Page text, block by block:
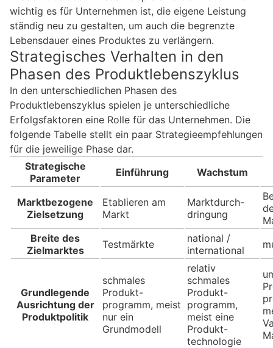
wichtig es für Unternehmen ist, die eigene Leistung
ständig neu zu gestalten, um auch die begrenzte
Lebensdauer eines Produktes zu verlängern.
Strategisches Verhalten in den
Phasen des Produktlebenszyklus
In den unterschiedlichen Phasen des
Produktlebenszyklus spielen je unterschiedliche
Erfolgsfaktoren eine Rolle für das Unternehmen. Die
folgende Tabelle stellt ein paar Strategieempfehlungen
für die jeweilige Phase dar.
Strategische
Parameter
Einführung Wachstum
Marktbezogene
Zielsetzung
Etablieren am
Markt
Marktdurch-
dringung
Breite des
Zielmarktes
Testmärkte
national /
international
Grundlegende
Ausrichtung der
Produktpolitik
schmales
Produkt-
programm, meist
nur ein
Grundmodell
relativ
schmales
Produkt-
programm,
meist eine
Produkt-
technologie